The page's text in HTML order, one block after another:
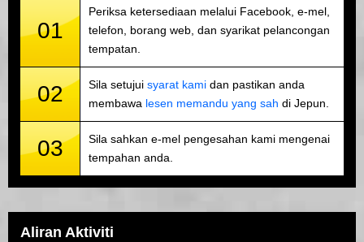
01
Periksa ketersediaan melalui Facebook, e-mel,
telefon, borang web, dan syarikat pelancongan
tempatan.
02 Sila setujui syarat kami dan pastikan anda
membawa lesen memandu yang sah di Jepun.
03
Sila sahkan e-mel pengesahan kami mengenai
tempahan anda.
Aliran Aktiviti